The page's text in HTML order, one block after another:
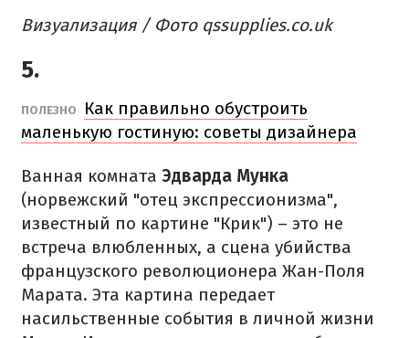
Визуализация / Фото qssupplies.co.uk
5.
ПОЛЕЗНО
Как правильно обустроить
маленькую гостиную: советы дизайнера
Ванная комната Эдварда Мунка
(норвежский "отец экспрессионизма",
известный по картине "Крик") – это не
встреча влюбленных, а сцена убийства
французского революционера Жан-Поля
Марата. Эта картина передает
насильственные события в личной жизни